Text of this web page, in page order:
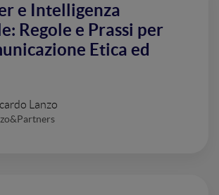
e Intelligenza
Regole e Prassi per
Etica ed
Lanzo